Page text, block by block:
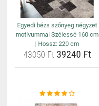
Egyedi bézs szőnyeg négyzet
motívummal Szélessé 160 cm
| Hossz: 220 cm
43050 Ft39240 Ft